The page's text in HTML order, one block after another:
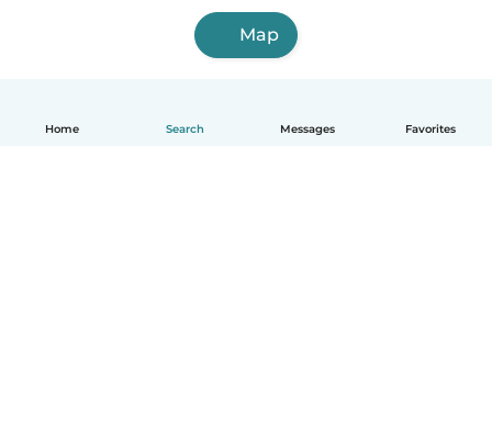
Home Search Messages Favorites
Map